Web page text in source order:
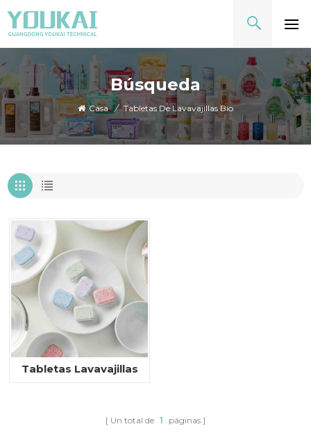
Búsqueda
Casa / Tabletas De Lavavajillas Bio
Tabletas Lavavajillas
Un total de 1 páginas